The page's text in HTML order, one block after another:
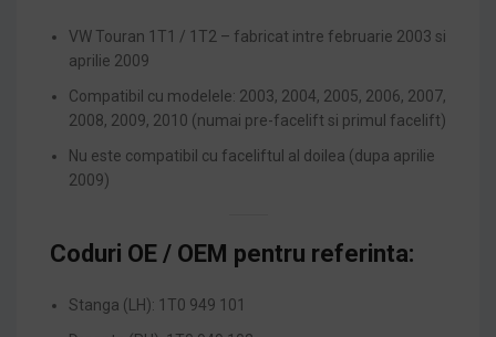
VW Touran 1T1 / 1T2 – fabricat intre februarie 2003 si
aprilie 2009
Compatibil cu modelele: 2003, 2004, 2005, 2006, 2007,
2008, 2009, 2010 (numai pre-facelift si primul facelift)
Nu este compatibil cu faceliftul al doilea (dupa aprilie
2009)
Coduri OE / OEM pentru referinta:
Stanga (LH): 1T0 949 101